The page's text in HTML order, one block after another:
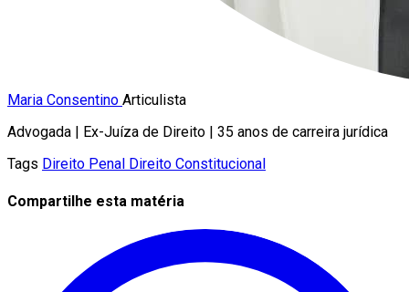
Maria Consentino Articulista
Advogada | Ex-Juíza de Direito | 35 anos de carreira jurídica
Tags Direito Penal Direito Constitucional
Compartilhe esta matéria